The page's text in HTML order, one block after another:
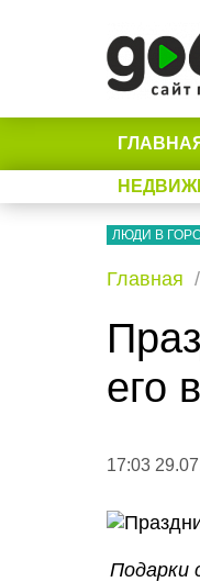
ЛЮДИ В
Главная
его
17:03
Подарки